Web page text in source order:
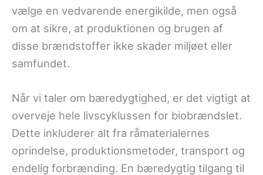
vælge en vedvarende energikilde, men også
om at sikre, at produktionen og brugen af
disse brændstoffer ikke skader miljøet eller
samfundet.
Når vi taler om bæredygtighed, er det vigtigt at
overveje hele livscyklussen for biobrændslet.
Dette inkluderer alt fra råmaterialernes
oprindelse, produktionsmetoder, transport og
endelig forbrænding. En bæredygtig tilgang til